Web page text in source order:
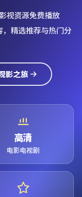
视资源免费播放
精选推荐与热门分
影之旅
高清
电影电视剧